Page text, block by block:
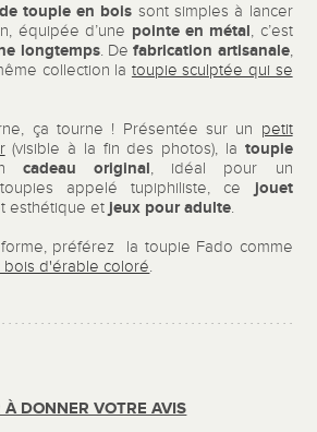
toupie en bois sont simples à lancer
équipée d’une pointe en métal, c’est
longtemps. Defabrication artisanale,
collection la toupie sculptée qui se
ça tourne ! Présentée sur un petit
(visible à la fin des photos), la toupie
cadeau original, idéal pour un
appelé tupiphiliste, ce jouet
esthétique et jeux pour adulte.
préférez la toupie Fado comme
bois d'érable coloré.
À DONNER VOTRE AVIS